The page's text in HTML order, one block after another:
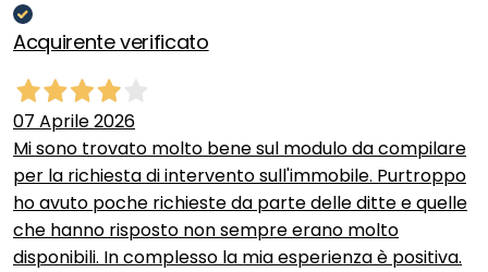
Acquirente verificato
07 Aprile 2026
Mi sono trovato molto bene sul modulo da compilare
per la richiesta di intervento sull'immobile. Purtroppo
ho avuto poche richieste da parte delle ditte e quelle
che hanno risposto non sempre erano molto
disponibili. In complesso la mia esperienza è positiva.